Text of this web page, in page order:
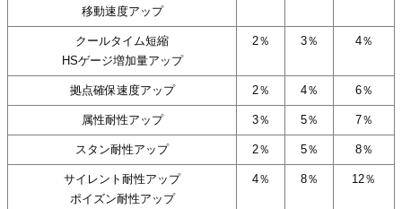
移動速度アップ
クールタイム短縮
HSゲージ増加量アップ
2％ 3％ 4％
拠点確保速度アップ 2％ 4％ 6％
属性耐性アップ 3％ 5％ 7％
スタン耐性アップ 2％ 5％ 8％
サイレント耐性アップ
ポイズン耐性アップ
4％ 8％ 12％